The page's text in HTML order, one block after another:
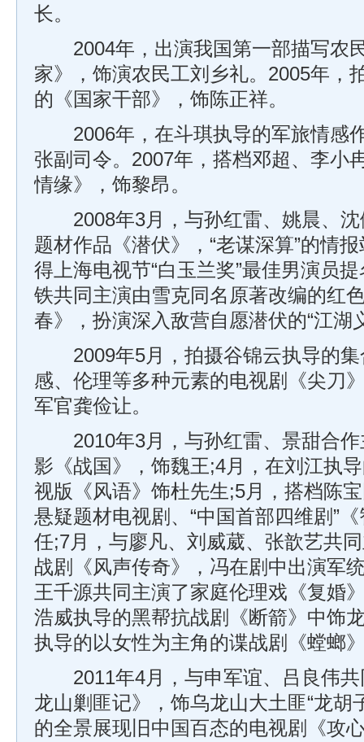
长。
2004年，出演我国第一部描写农
家》，饰演农民工刘乡礼。2005年，
的《国家干部》，饰陈正祥。
2006年，在斗琪执导的军旅情感
张副司令。2007年，搭档邓超、李小
情缘》，饰黎昂。
2008年3月，与孙红雷、姚晨、沈
题材作品《潜伏》，“老谋深算”的情
得上海电视节“白玉兰奖”最佳男演员
铁共同主演由雪克同名原著改编的红
春》，扮演深入敌营自愿潜伏的“江湖
2009年5月，拍摄谷锦云执导的集
感、伦理等多种元素的电视剧《尖刀
军官龚俭让。
2010年3月，与孙红雷、景甜合作
影《战国》，饰魏王;4月，在刘江执
视版《风语》饰杜先生;5月，搭档陈
悬疑题材电视剧、“中国首部四维剧”
任;7月，与廖凡、刘威葳、张歆艺共
战剧《风声传奇》，冯在剧中出演军
王千源共同主演了家庭伦理戏《复婚
浩威执导的黑帮抗战剧《断箭》中饰
执导的以女性为主角的谍战剧《螳螂
2011年4月，与申军谊、吕良伟共
龙山剿匪记》，饰乌龙山大土匪“龙胡
的全景展现旧中国百态的电视剧《攻